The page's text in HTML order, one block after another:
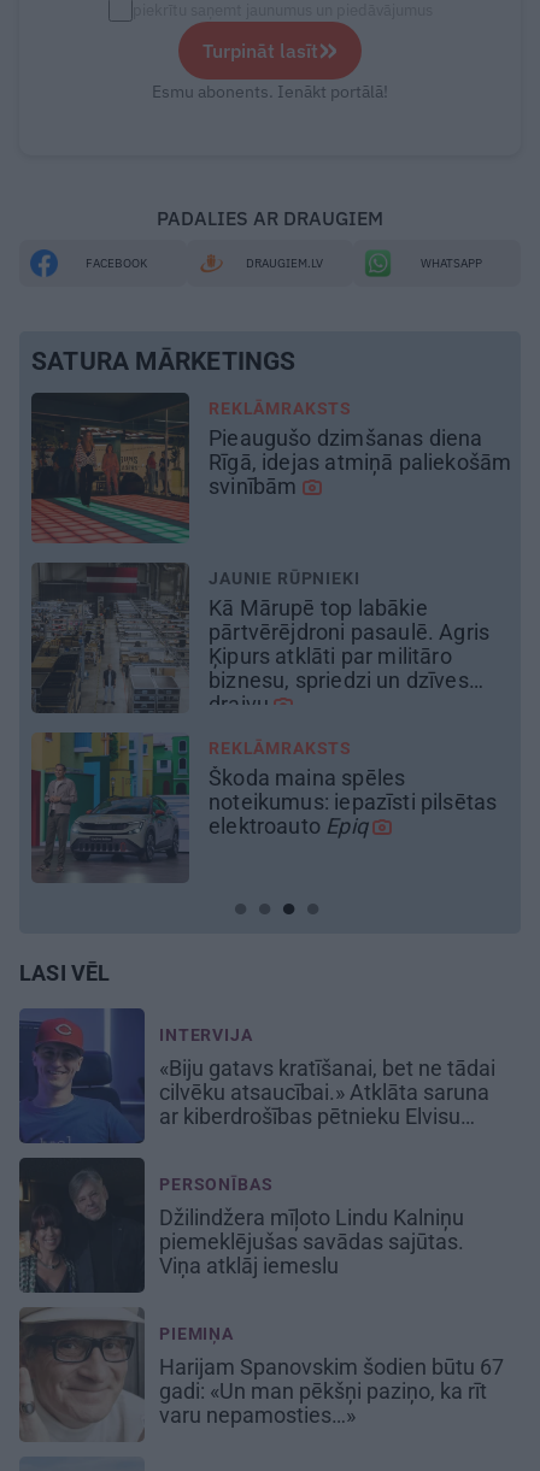
Turpināt lasīt»
Esmu abonents. Ienākt portālā!
PADALIES AR DRAUGIEM
FACEBOOK DRAUGIEM.LV WHATSAPP
SATURA MĀRKETINGS
REKLĀMRAKSTS
Daugaviņš par mīlestību pret
Mercedesunkosmiskojaunā
elektroauto pieredzi
REKLĀMRAKSTS
No kā ir atkarīgas elektroauto
uzlādes izmaksas? Skaidro
Viršu eksperti
LASI VĒL
INTERVIJA
«Biju gatavs kratīšanai, bet ne tādai
cilvēku atsaucībai.» Atklāta saruna
ar kiberdrošības pētnieku Elvisu
PERSONĪBAS
Džilindžera mīļoto Lindu Kalniņu
piemeklējušas savādas sajūtas.
Viņa atklāj iemeslu
PIEMIŅA
Harijam Spanovskim šodien būtu 67
gadi: «Un man pēkšņi paziņo, ka rīt
varu nepamosties…»